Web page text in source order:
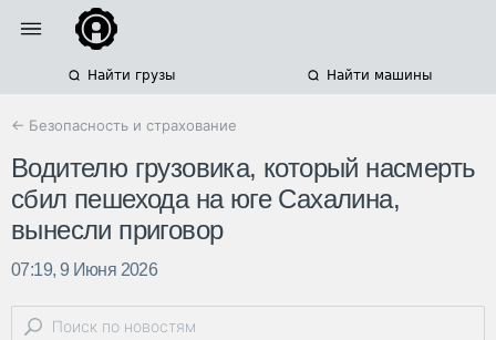
Найти грузы Найти машины
← Безопасность и страхование
Водителю грузовика, который насмерть
сбил пешехода на юге Сахалина,
вынесли приговор
07:19, 9 Июня 2026